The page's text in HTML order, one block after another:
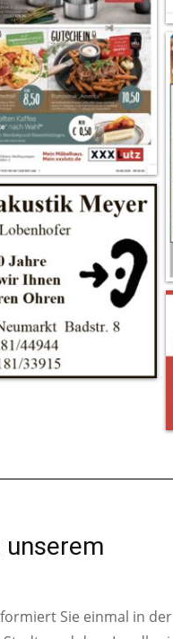
Sie einmal in der